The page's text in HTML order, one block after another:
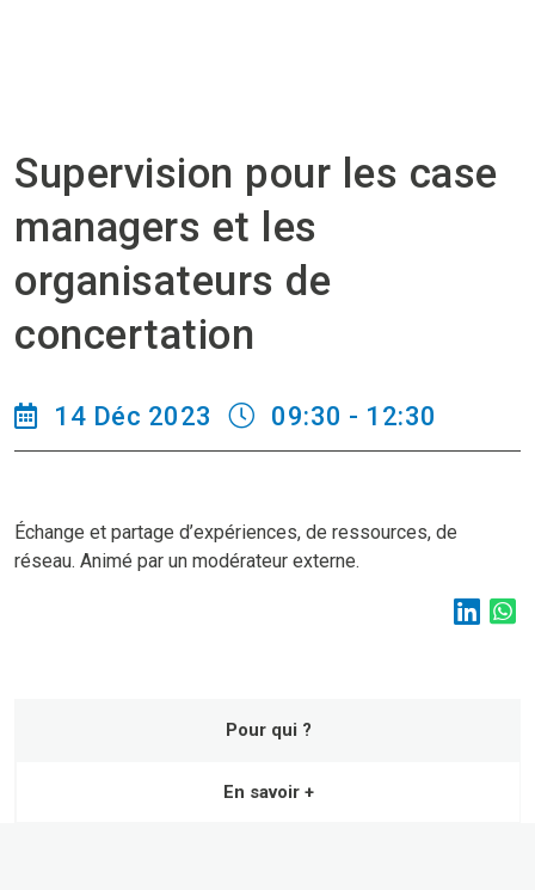
Supervision pour les case
managers et les
organisateurs de
concertation
14 Déc 2023 09:30 - 12:30
Échange et partage d’expériences, de ressources, de
réseau. Animé par un modérateur externe.
Pour qui ?
En savoir +